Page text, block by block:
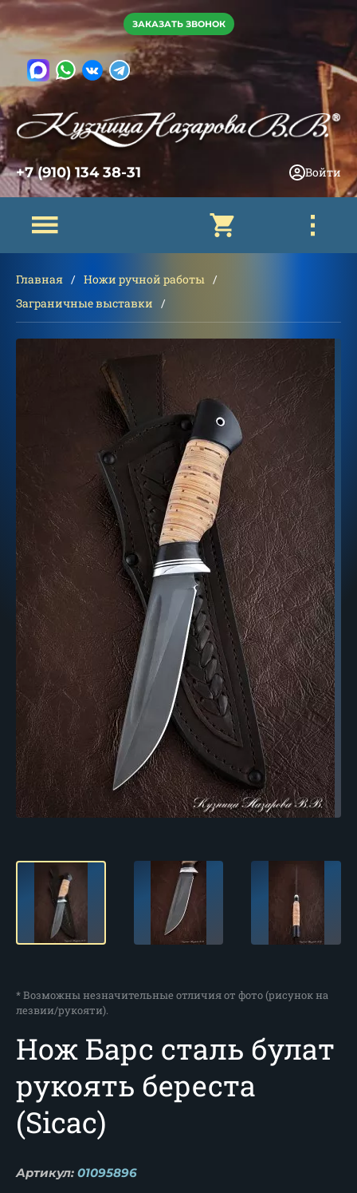
ЗАКАЗАТЬ ЗВОНОК
+7 (910) 134 38-31 Войти
Главная
Ножи ручной работы
Заграничные выставки
* Возможны незначительные отличия от фото (рисунок на
лезвии/рукояти).
Нож Барс сталь булат
рукоять береста
(Sicac)
Артикул: 01095896